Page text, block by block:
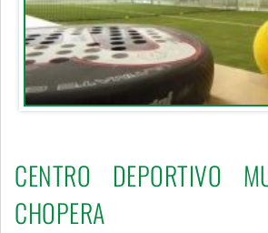
CENTRO DEPORTIVO
CHOPERA